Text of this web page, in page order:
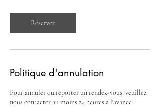
i
n
Réserver
Politique d'annulation
Pour annuler ou reporter un rendez-vous, veuillez
nous contacter au moins 24 heures à l'avance.